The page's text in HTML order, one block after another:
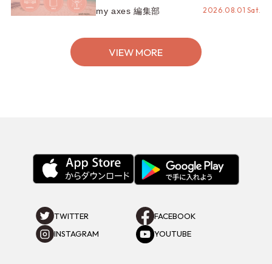
REZEN POPUPから、プチYour
Stage.、ティーパーティまで！8月
my axes 編集部 2026.08.01 Sat.
VIEW MORE
TWITTER
FACEBOOK
INSTAGRAM
YOUTUBE